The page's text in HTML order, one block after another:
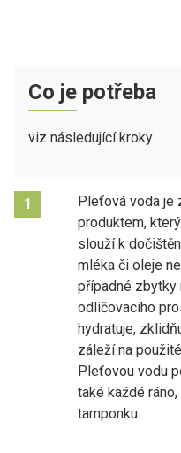
Co je potřeba
viz následující kroky
1
Pleťová voda je
produktem,
slouží k
mléka či oleje
případné zbytky
odličovacího
hydratuje,
záleží na
Pleťovou vodu
také každé
tamponku.